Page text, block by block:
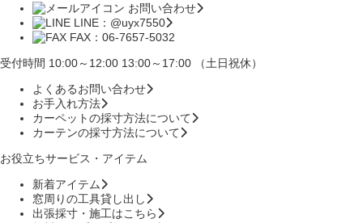
お問い合わせ
LINE：@uyx7550
FAX：06-7657-5032
受付時間 10:00～12:00 13:00～17:00 （土日祝休）
よくあるお問い合わせ
お手入れ方法
カーペットの採寸方法について
カーテンの採寸方法について
お役立ちサービス・アイテム
新着アイテム
窓周りの工具貸し出し
出張採寸・施工はこちら